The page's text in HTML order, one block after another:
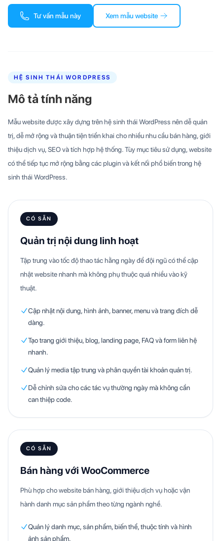
Tư vấn mẫu này Xem mẫu website
HỆ SINH THÁI WORDPRESS
Mô tả tính năng
Mẫu website được xây dựng trên hệ sinh thái WordPress nên dễ quản
trị, dễ mở rộng và thuận tiện triển khai cho nhiều nhu cầu bán hàng, giới
thiệu dịch vụ, SEO và tích hợp hệ thống. Tùy mục tiêu sử dụng, website
có thể tiếp tục mở rộng bằng các plugin và kết nối phổ biến trong hệ
sinh thái WordPress.
CÓ SẴN
Quản trị nội dung linh hoạt
Tập trung vào tốc độ thao tác hằng ngày để đội ngũ có thể cập
nhật website nhanh mà không phụ thuộc quá nhiều vào kỹ
thuật.
Cập nhật nội dung, hình ảnh, banner, menu và trang đích dễ
dàng.
Tạo trang giới thiệu, blog, landing page, FAQ và form liên hệ
nhanh.
Quản lý media tập trung và phân quyền tài khoản quản trị.
Dễ chỉnh sửa cho các tác vụ thường ngày mà không cần
can thiệp code.
CÓ SẴN
Bán hàng với WooCommerce
Phù hợp cho website bán hàng, giới thiệu dịch vụ hoặc vận
hành danh mục sản phẩm theo từng ngành nghề.
Quản lý danh mục, sản phẩm, biến thể, thuộc tính và hình
ảnh sản phẩm.